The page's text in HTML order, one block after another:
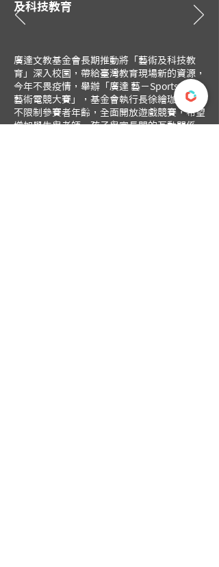
及科技教育
廣達文教基金會長期推動將「藝術及科技教
育」深入校園，帶給臺灣教育現場新的資源，
今年不畏疫情，舉辦「廣達 藝－Sports全國
藝術電競大賽」，基金會執行長徐繪珈表示，
不限制參賽者年齡，全面開放遊戲競賽，希望
增加學生與老師、孩子與家長間的互動關係，